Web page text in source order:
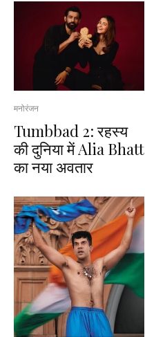
मनोरंजन
Tumbbad 2: रहस्य
की दुनिया में Alia Bhatt
का नया अवतार